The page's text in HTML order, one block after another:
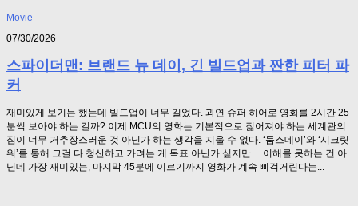
Movie
07/30/2026
스파이더맨: 브랜드 뉴 데이, 긴 빌드업과 짠한 피터 파
커
재미있게 보기는 했는데 빌드업이 너무 길었다. 과연 슈퍼 히어로 영화를 2시간 25
분씩 보아야 하는 걸까? 이제 MCU의 영화는 기본적으로 짊어져야 하는 세계관의
짐이 너무 거추장스러운 것 아닌가 하는 생각을 지울 수 없다. ‘둠스데이’와 ‘시크릿
워’를 통해 그걸 다 청산하고 가려는 게 목표 아닌가 싶지만… 이해를 못하는 건 아
닌데 가장 재미있는, 마지막 45분에 이르기까지 영화가 계속 삐걱거린다는...